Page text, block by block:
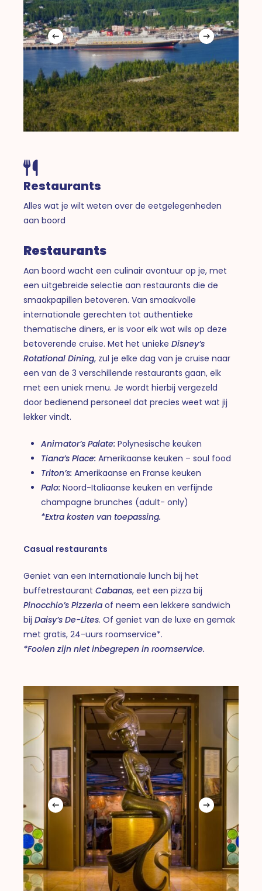
Restaurants
Alles wat je wilt weten over de eetgelegenheden
aan boord
Restaurants
Aan boord wacht een culinair avontuur op je, met
een uitgebreide selectie aan restaurants die de
smaakpapillen betoveren. Van smaakvolle
internationale gerechten tot authentieke
thematische diners, er is voor elk wat wils op deze
betoverende cruise.Met het uniekeDisney’s
Rotational Dining, zul je elke dag van je cruise naar
een van de 3 verschillende restaurants gaan, elk
met een uniek menu. Je wordt hierbij vergezeld
door bedienend personeel dat precies weet wat jij
lekker vindt.
Animator’s Palate: Polynesische keuken
Tiana’s Place: Amerikaanse keuken – soul food
Triton’s: Amerikaanse en Franse keuken
Palo: Noord-Italiaanse keuken en verfijnde
champagne brunches (adult- only)
*Extra kosten van toepassing.
Casual restaurants
Geniet van een Internationale lunch bij het
buffetrestaurantCabanas, eet een pizza bij
Pinocchio’s Pizzeria of neem een lekkere sandwich
bijDaisy’s De-Lites. Of geniet van de luxe en gemak
met gratis, 24-uurs roomservice*.
*Fooien zijn niet inbegrepen in roomservice.